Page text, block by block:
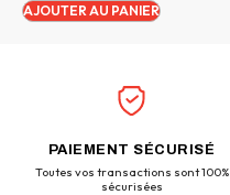
AJOUTER AU PANIER
PAIEMENT SÉCURISÉ
Toutes vos transactions sont 100%
sécurisées